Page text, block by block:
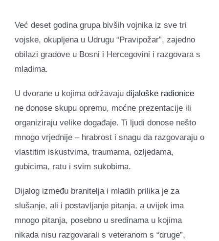
Već deset godina grupa bivših vojnika iz sve tri
vojske, okupljena u Udrugu “Pravipožar”, zajedno
obilazi gradove u Bosni i Hercegovini i razgovara s
mladima.
U dvorane u kojima održavaju dijaloške radionice
ne donose skupu opremu, moćne prezentacije ili
organiziraju velike događaje. Ti ljudi donose nešto
mnogo vrjednije – hrabrost i snagu da razgovaraju o
vlastitim iskustvima, traumama, ozljedama,
gubicima, ratu i svim sukobima.
Dijalog između branitelja i mladih prilika je za
slušanje, ali i postavljanje pitanja, a uvijek ima
mnogo pitanja, posebno u sredinama u kojima
nikada nisu razgovarali s veteranom s “druge”,